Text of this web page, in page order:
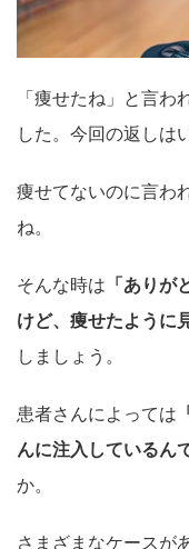
「痩せたね」と言わ
した。今回の返しは
痩せてないのに言わ
ね。
そんな時は 「あり
けど、痩せたように
しましょう。
患者さんによっては
んに注入しているん
か。
さまざまなケースが